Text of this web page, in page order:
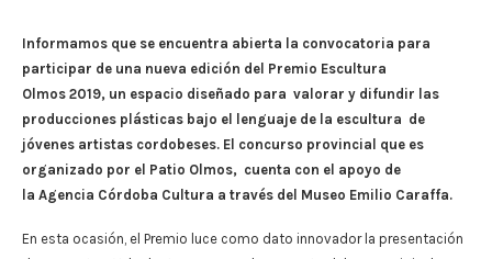
Informamos que se encuentra abierta la convocatoria para
participar de una nueva edición del Premio Escultura
Olmos 2019, un espacio diseñado para valorar y difundir las
producciones plásticas bajo el lenguaje de la escultura de
jóvenes artistas cordobeses. El concurso provincial que es
organizado por el Patio Olmos, cuenta con el apoyo de
la Agencia Córdoba Cultura a través del Museo Emilio Caraffa.
En esta ocasión, el Premio luce como dato innovador la presentación